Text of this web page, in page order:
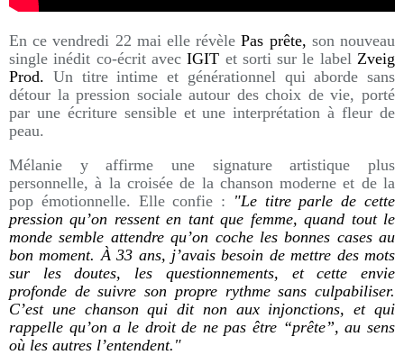
En ce vendredi 22 mai elle révèlePas prête, son nouveau
single inédit co-écrit avecIGIT et sorti sur le labelZveig
Prod. Un titre intime et générationnel qui aborde sans
détour la pression sociale autour des choix de vie, porté
par une écriture sensible et une interprétation à fleur de
peau.
Mélanie y affirme une signature artistique plus
personnelle, à la croisée de la chanson moderne et de la
pop émotionnelle. Elle confie : "Le titre parle de cette
pression qu’on ressent en tant que femme, quand tout le
monde semble attendre qu’on coche les bonnes cases au
bon moment. À 33 ans, j’avais besoin de mettre des mots
sur les doutes, les questionnements, et cette envie
profonde de suivre son propre rythme sans culpabiliser.
C’est une chanson qui dit non aux injonctions, et qui
rappelle qu’on a le droit de ne pas être “prête”, au sens
où les autres l’entendent."